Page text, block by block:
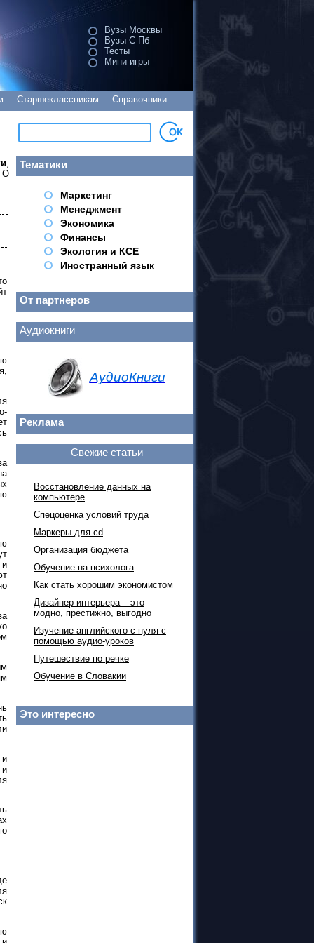
Вузы Москвы
Вузы С-Пб
Тесты
Мини игры
Старшеклассникам Справочники
и
и
и
Тематики
Маркетинг
Менеджмент
Экономика
Финансы
Экология и КСЕ
Иностранный язык
От партнеров
Аудиокниги
АудиоКниги
Реклама
Свежие статьи
Восстановление данных на
компьютере
Спецоценка условий труда
Маркеры для cd
Организация бюджета
Обучение на психолога
Как стать хорошим экономистом
Дизайнер интерьера – это
модно, престижно, выгодно
Изучение английского с нуля с
помощью аудио-уроков
Путешествие по речке
Обучение в Словакии
Это интересно